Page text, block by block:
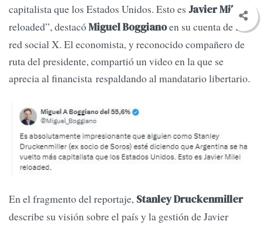
capitalista que los Estados Unidos. Esto es Javier Milei
reloaded”, destacóMiguel Boggianoen su cuenta de la
red social X. El economista, y reconocido compañero de
ruta del presidente, compartió un video en la que se
aprecia al financista respaldando al mandatario libertario.
En el fragmento del reportaje, Stanley Druckenmiller
describe su visión sobre el país y la gestión de Javier